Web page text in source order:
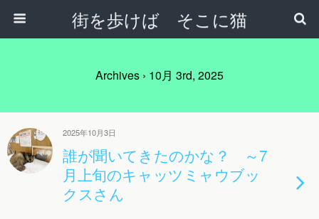
街を歩けば そこに猫
Archives › 10月 3rd, 2025
2025年10月3日
誰が聞いてきたのかな？ ～7
月上旬のキャッツミャウブッ
クスさん